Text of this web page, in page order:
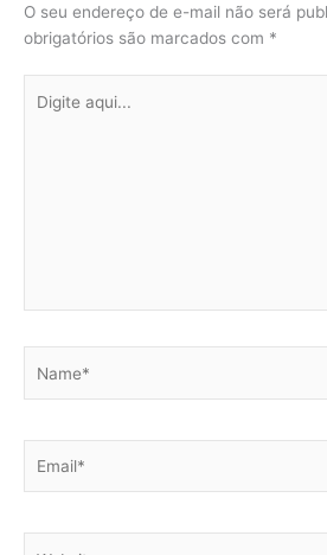
O seu endereço de e-mail não será
obrigatórios são marcados com *
aqui...